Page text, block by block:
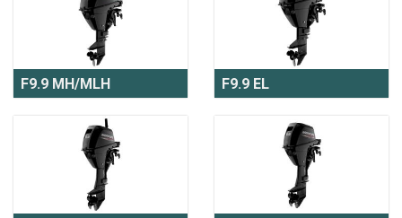
F9.9 MH/MLH F9.9 EL